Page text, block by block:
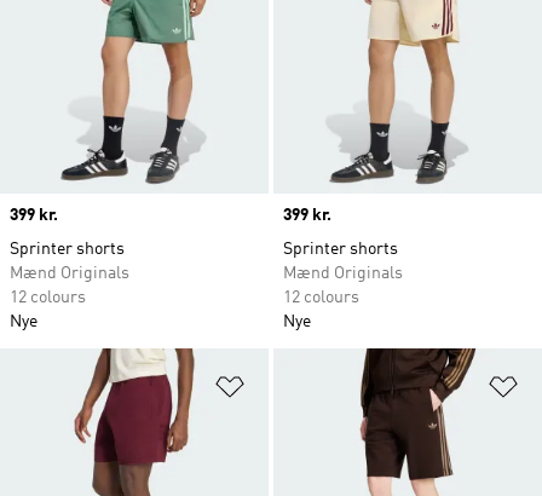
Price
399 kr.
Sprinter shorts
Mænd Originals
12 colours
Nye
Price
399 kr.
Sprinter shorts
Mænd Originals
12 colours
Nye
Føj til ønskeliste